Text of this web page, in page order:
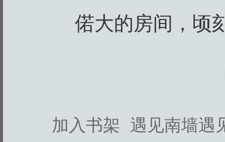
偌大的房间，顷
加入书架 遇见南墙遇